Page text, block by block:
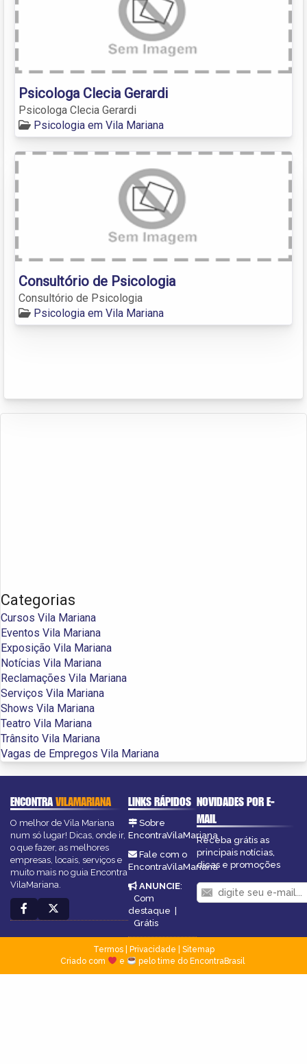
Psicologa Clecia Gerardi
Psicologa Clecia Gerardi
Psicologia em Vila Mariana
Consultório de Psicologia
Consultório de Psicologia
Psicologia em Vila Mariana
Categorias
Cursos Vila Mariana
Eventos Vila Mariana
Exposição Vila Mariana
Notícias Vila Mariana
Reclamações Vila Mariana
Serviços Vila Mariana
Shows Vila Mariana
Teatro Vila Mariana
Trânsito Vila Mariana
Vagas de Empregos Vila Mariana
ENCONTRAVILAMARIANA
O melhor de Vila Mariana
num só lugar! Dicas, onde ir,
o que fazer, as melhores
empresas, locais, serviços e
muito mais no guia Encontra
VilaMariana.
LINKS RÁPIDOS
Sobre
EncontraVilaMariana
Fale com o
EncontraVilaMariana
ANUNCIE:
Com
destaque |
Grátis
NOVIDADES POR E-
MAIL
Receba grátis as
principais notícias,
dicas e promoções
Termos| Privacidade
Sitemap
Criado com
e pelo time do EncontraBrasil